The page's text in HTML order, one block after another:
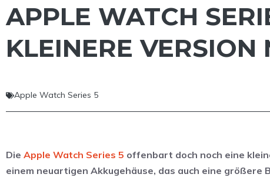
APPLE WATCH
KLEINERE VERSION
Apple Watch Series 5
Die Apple Watch Series 5 offenbart doch noch eine
einem neuartigen Akkugehäuse, das auch eine größere